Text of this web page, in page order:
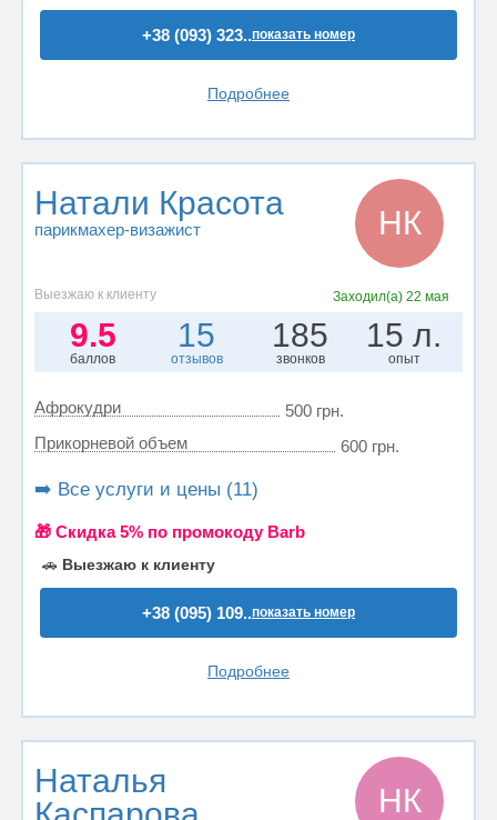
+38 (093) 323..показать номер
Подробнее
Натали Красота
парикмахер-визажист НК
Выезжаю к клиенту Заходил(а)22 мая
9.5
баллов
15
отзывов
185
звонков
15 л.
опыт
Афрокудри
500 грн.
Прикорневой объем
600 грн.
➡️ Все услуги и цены (11)
🎁 Cкидка 5% по промокоду Barb
🚗 Выезжаю к клиенту
+38 (095) 109..показать номер
Подробнее
Наталья
НК